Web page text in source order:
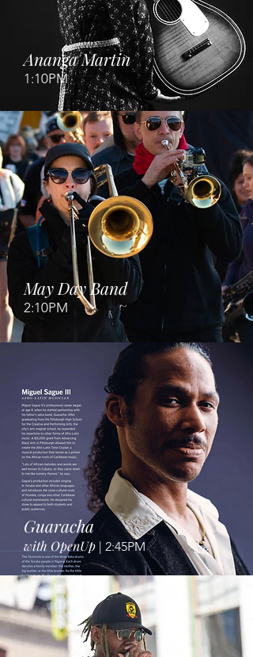
Ananga Martin
1:10PM
May Day Band
2:10PM
Guaracha
with OpenUp | 2:45PM